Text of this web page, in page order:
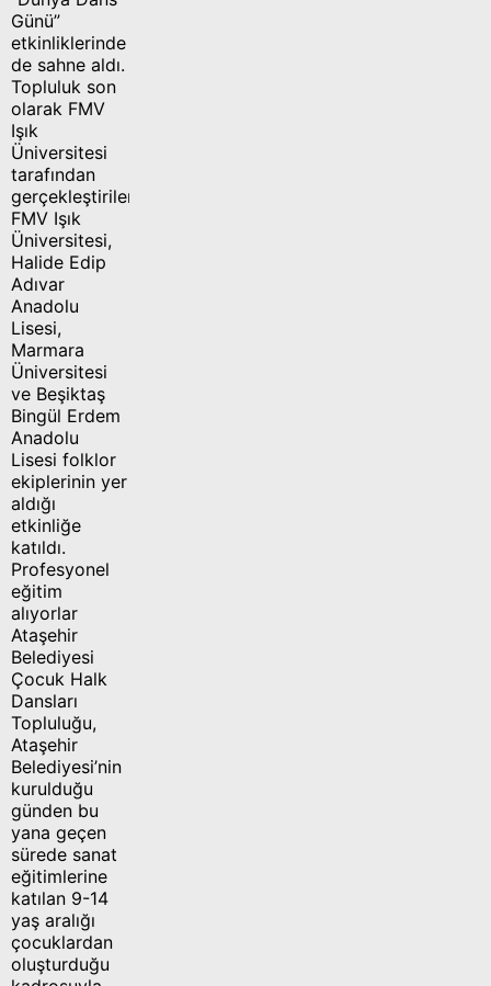
Günü”
etkinliklerinde
de sahne aldı.
Topluluk son
olarak FMV
Işık
Üniversitesi
tarafından
gerçekleştirilen
FMV Işık
Üniversitesi,
Halide Edip
Adıvar
Anadolu
Lisesi,
Marmara
Üniversitesi
ve Beşiktaş
Bingül Erdem
Anadolu
Lisesi folklor
ekiplerinin yer
aldığı
etkinliğe
katıldı.
Profesyonel
eğitim
alıyorlar
Ataşehir
Belediyesi
Çocuk Halk
Dansları
Topluluğu,
Ataşehir
Belediyesi’nin
kurulduğu
günden bu
yana geçen
sürede sanat
eğitimlerine
katılan 9-14
yaş aralığı
çocuklardan
oluşturduğu